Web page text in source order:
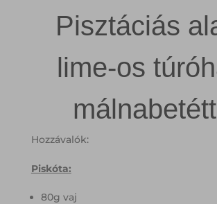
Pisztáciás
lime-os
Hozzávalók:
Piskóta:
80g vaj